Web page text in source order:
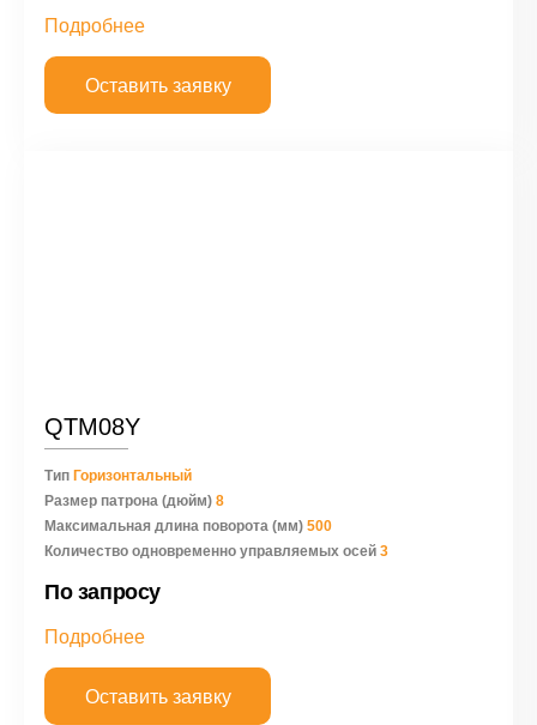
Подробнее
Оставить заявку
QTM08Y
Тип Горизонтальный
Размер патрона (дюйм) 8
Максимальная длина поворота (мм) 500
Количество одновременно управляемых осей 3
По запросу
Подробнее
Оставить заявку